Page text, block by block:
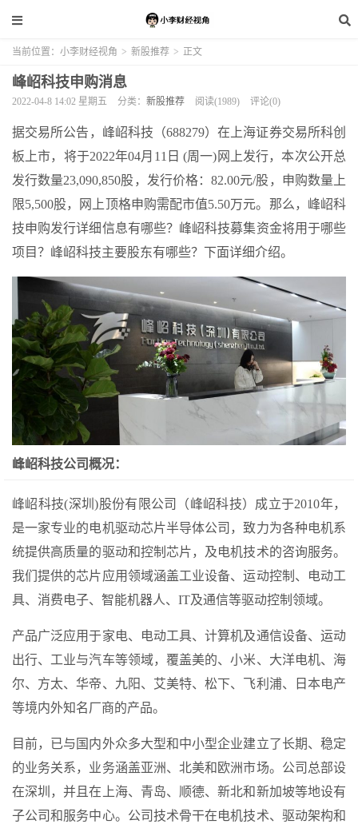
当前位置： 小李财经视角 > 新股推荐 > 正文
峰岹科技申购消息
2022-04-8 14:02 星期五 分类： 新股推荐 阅读(1989) 评论(0)
据交易所公告，峰岹科技（688279）在上海证券交易所科创
板上市，将于2022年04月11日 (周一)网上发行，本次公开总
发行数量23,090,850股，发行价格：82.00元/股，申购数量上
限5,500股，网上顶格申购需配市值5.50万元。那么，峰岹科
技申购发行详细信息有哪些？峰岹科技募集资金将用于哪些
项目？峰岹科技主要股东有哪些？下面详细介绍。
峰岹科技公司概况：
峰岹科技(深圳)股份有限公司（峰岹科技）成立于2010年，
是一家专业的电机驱动芯片半导体公司，致力为各种电机系
统提供高质量的驱动和控制芯片，及电机技术的咨询服务。
我们提供的芯片应用领域涵盖工业设备、运动控制、电动工
具、消费电子、智能机器人、IT及通信等驱动控制领域。
产品广泛应用于家电、电动工具、计算机及通信设备、运动
出行、工业与汽车等领域，覆盖美的、小米、大洋电机、海
尔、方太、华帝、九阳、艾美特、松下、飞利浦、日本电产
等境内外知名厂商的产品。
目前，已与国内外众多大型和中小型企业建立了长期、稳定
的业务关系，业务涵盖亚洲、北美和欧洲市场。公司总部设
在深圳，并且在上海、青岛、顺德、新北和新加坡等地设有
子公司和服务中心。公司技术骨干在电机技术、驱动架构和